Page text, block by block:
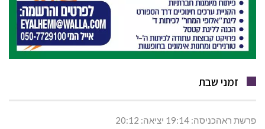
זמני שבת
פרשת ראהכניסה: 19:14 יציאה: 20:12